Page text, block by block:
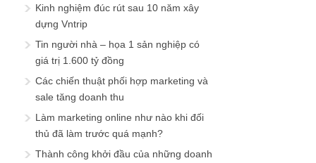
Kinh nghiệm đúc rút sau 10 năm xây
dựng Vntrip
Tin người nhà – họa 1 sản nghiệp có
giá trị 1.600 tỷ đồng
Các chiến thuật phối hợp marketing và
sale tăng doanh thu
Làm marketing online như nào khi đối
thủ đã làm trước quá mạnh?
Thành công khởi đầu của những doanh